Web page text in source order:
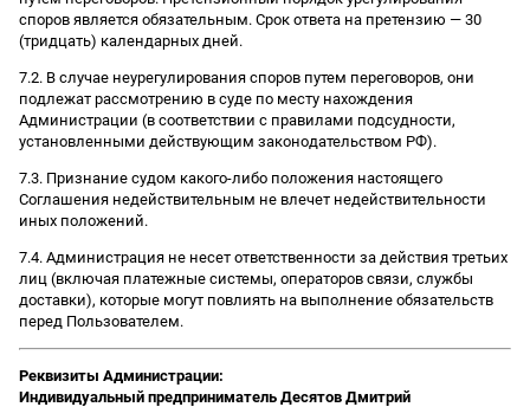
споров является обязательным. Срок ответа на претензию — 30
(тридцать) календарных дней.
7.2. В случае неурегулирования споров путем переговоров, они
подлежат рассмотрению в суде по месту нахождения
Администрации (в соответствии с правилами подсудности,
установленными действующим законодательством РФ).
7.3. Признание судом какого-либо положения настоящего
Соглашения недействительным не влечет недействительности
иных положений.
7.4. Администрация не несет ответственности за действия третьих
лиц (включая платежные системы, операторов связи, службы
доставки), которые могут повлиять на выполнение обязательств
перед Пользователем.
Реквизиты Администрации:
Индивидуальный предприниматель Десятов Дмитрий